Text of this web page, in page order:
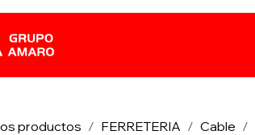
productos FERRETERIA Cable